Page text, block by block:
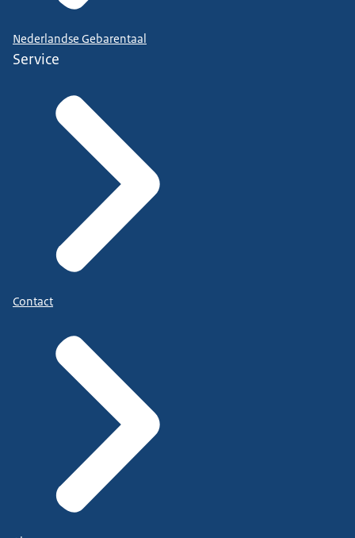
Nederlandse Gebarentaal
Service
Contact